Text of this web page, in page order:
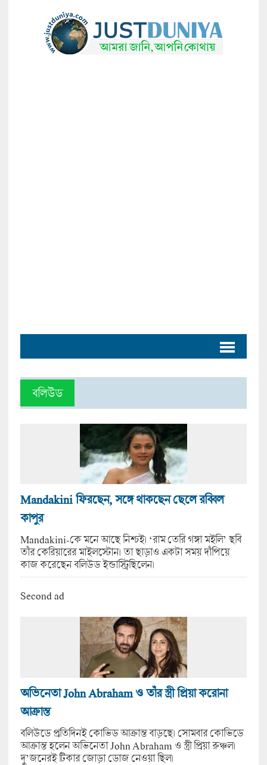
বলিউড
Mandakini ফিরছেন, সঙ্গে থাকছেন ছেলে রব্বিল
কাপুর
Mandakini-কে মনে আছে নিশ্চই। ‘রাম তেরি গঙ্গা মইলি’ ছবি
তাঁর কেরিয়ারের মাইলস্টোন। তা ছাড়াও একটা সময় দাঁপিয়ে
কাজ করেছেন বলিউড ইন্ডাস্ট্রিছিলেন।
Second ad
অভিনেতা John Abraham ও তাঁর স্ত্রী প্রিয়া করোনা
আক্রান্ত
বলিউডে প্রতিদিনই কোভিড আক্রান্ত বাড়ছে। সোমবার কোভিডে
আক্রান্ত হলেন অভিনেতা John Abraham ও স্ত্রী প্রিয়া রুঞ্চল।
দু’জনেরই টিকার জোড়া ডোজ নেওয়া ছিল।